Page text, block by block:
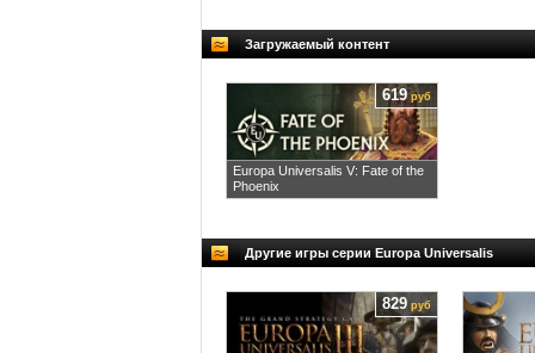
Загружаемый контент
Europa Universalis V: Fate of the
Phoenix
619руб
Другие игры серии Europa Universalis
829 руб